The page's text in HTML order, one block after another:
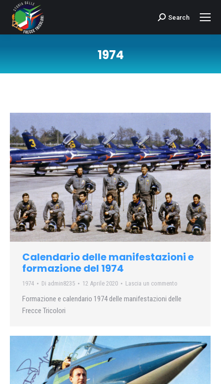
Cerca:Search
1974
Calendario delle manifestazioni e
formazione del 1974
1974 Di admin8235 12 Aprile 2020 Lascia un commento
Formazione e calendario 1974 delle manifestazioni delle
Frecce Tricolori